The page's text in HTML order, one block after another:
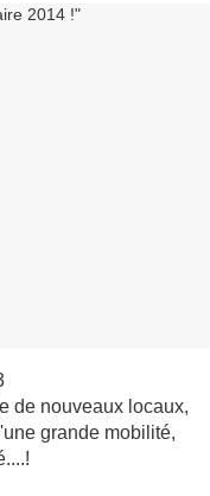
de nouveaux locaux,
grande mobilité,